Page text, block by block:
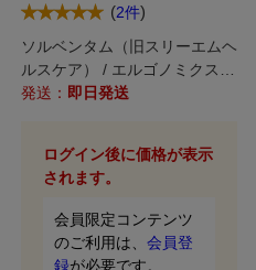
ンポジットレジン プラス
(2件)
ソルベンタム（旧スリーエムヘ
ルスケア） / エルゴノミクスを
考慮したシリンジデザインで気
発送： 即日発送
ログイン後に価格が表示
されます。
会員限定コンテンツ
のご利用は、 会員登
録が必要です。